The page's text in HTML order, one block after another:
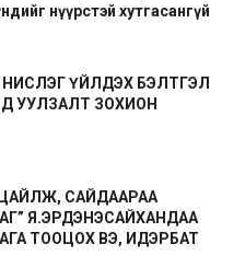
нүүрстэй хутгасангүй
ҮЙЛДЭХ БЭЛТГЭЛ
УУЛЗАЛТ ЗОХИОН
САЙДААРАА
Я.ЭРДЭНЭСАЙХАНДАА
ТООЦОХ ВЭ, ИДЭРБАТ